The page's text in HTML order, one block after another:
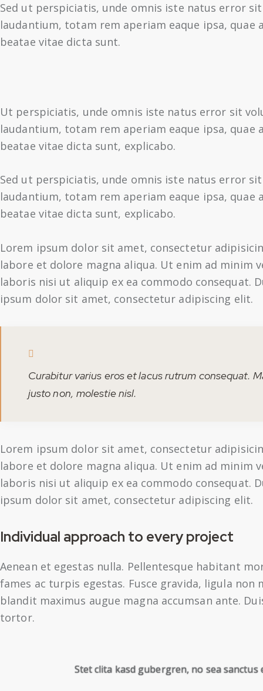
Sed ut perspiciatis, unde omnis iste natus error
laudantium, totam rem aperiam eaque ipsa,
beatae vitae dicta sunt.
Ut perspiciatis, unde omnis iste natus error sit
laudantium, totam rem aperiam eaque ipsa,
beatae vitae dicta sunt, explicabo.
Sed ut perspiciatis, unde omnis iste natus error
laudantium, totam rem aperiam eaque ipsa,
beatae vitae dicta sunt, explicabo.
Lorem ipsum dolor sit amet, consectetur
labore et dolore magna aliqua. Ut enim ad minim
laboris nisi ut aliquip ex ea commodo consequat.
ipsum dolor sit amet, consectetur adipiscing elit.
Curabitur varius eros et lacus rutrum consequat.
justo non, molestie nisl.
Lorem ipsum dolor sit amet, consectetur
labore et dolore magna aliqua. Ut enim ad minim
laboris nisi ut aliquip ex ea commodo consequat.
ipsum dolor sit amet, consectetur adipiscing elit.
Individual approach to every project
Aenean et egestas nulla. Pellentesque habitant
fames ac turpis egestas. Fusce gravida, ligula
blandit maximus augue magna accumsan ante.
tortor.
Stet clita kasd gubergren, no sea